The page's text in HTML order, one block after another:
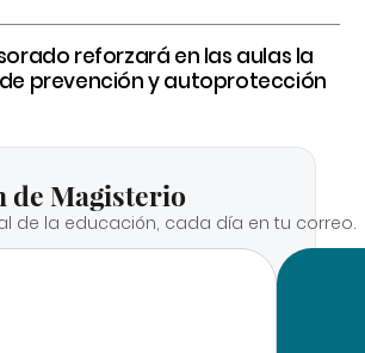
reforzará en las aulas la
prevención y autoprotección
de Magisterio
de la educación, cada día en tu correo.